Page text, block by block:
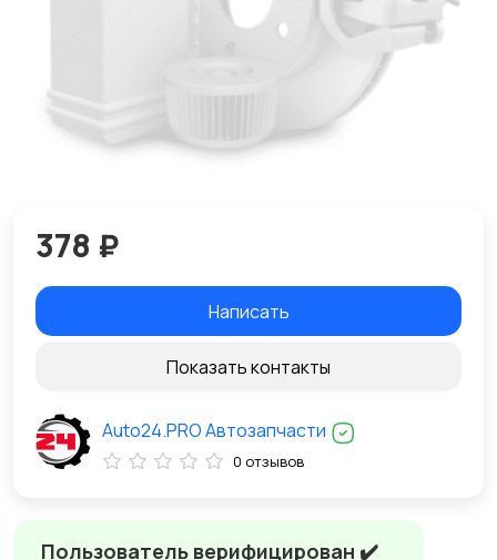
Пользователь верифицирован ✔️
378 ₽
Написать
Показать контакты
Auto24.PRO Автозапчасти
0 отзывов